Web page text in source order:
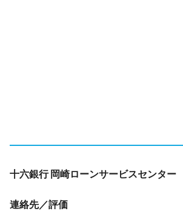
十六銀行 岡崎ローンサービスセンター
連絡先／評価